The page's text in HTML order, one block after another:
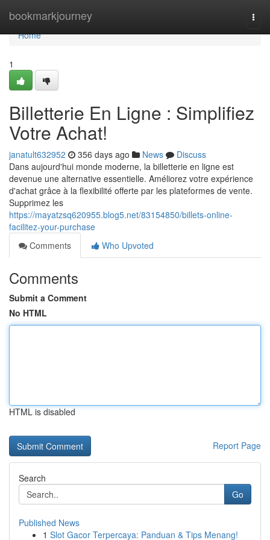
bookmarkjourney
Home
Home
1
Billetterie En Ligne : Simplifiez
Votre Achat!
janatult632952 356 days ago News
Discuss
Dans aujourd'hui monde moderne, la billetterie en ligne est
devenue une alternative essentielle. Améliorez votre expérience
d'achat grâce à la flexibilité offerte par les plateformes de vente.
Supprimez les
https://mayatzsq620955.blog5.net/83154850/billets-online-
facilitez-your-purchase
Comments
Who Upvoted
Comments
Submit a Comment
No HTML
HTML is disabled
Report Page
Search
Go
Published News
1 Slot Gacor Terpercaya: Panduan & Tips Menang!